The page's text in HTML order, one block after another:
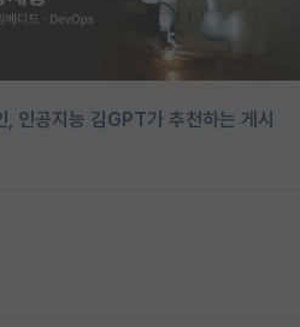
, 인공지능 김GPT가 추천하는 게시